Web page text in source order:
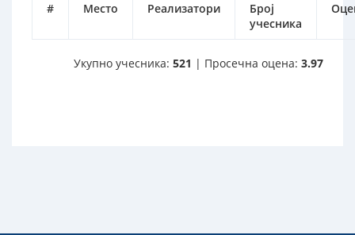
# Место Реализатори
Број
учесника
Укупно учесника: 521 | Просечна оцена: 3.97